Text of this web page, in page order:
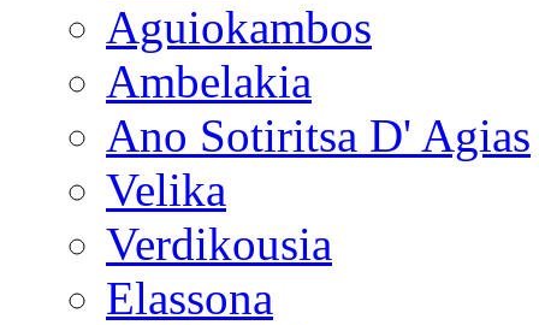
Aguiokambos
Ambelakia
Ano Sotiritsa D' Agias
Velika
Verdikousia
Elassona